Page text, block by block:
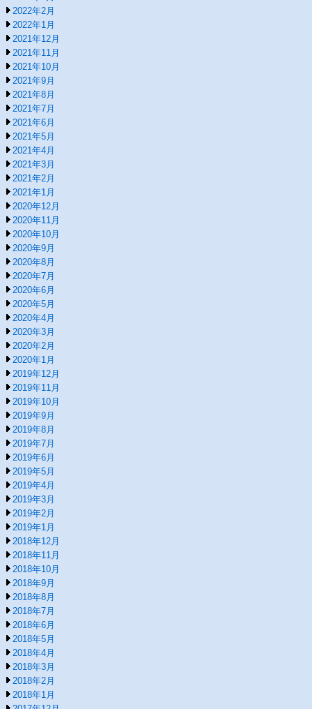
2022年2月
2022年1月
2021年12月
2021年11月
2021年10月
2021年9月
2021年8月
2021年7月
2021年6月
2021年5月
2021年4月
2021年3月
2021年2月
2021年1月
2020年12月
2020年11月
2020年10月
2020年9月
2020年8月
2020年7月
2020年6月
2020年5月
2020年4月
2020年3月
2020年2月
2020年1月
2019年12月
2019年11月
2019年10月
2019年9月
2019年8月
2019年7月
2019年6月
2019年5月
2019年4月
2019年3月
2019年2月
2019年1月
2018年12月
2018年11月
2018年10月
2018年9月
2018年8月
2018年7月
2018年6月
2018年5月
2018年4月
2018年3月
2018年2月
2018年1月